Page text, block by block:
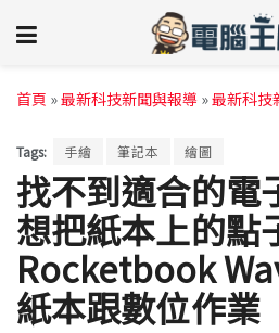
首頁 »最新科技新聞與報導 »最新科技
Tags: 手繪 筆記本 繪圖
找不到適合的電
想把紙本上的點
Rocketbook
紙本跟數位作業